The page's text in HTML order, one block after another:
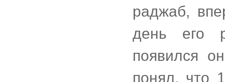
раджаб,
день его
появился
понял, что